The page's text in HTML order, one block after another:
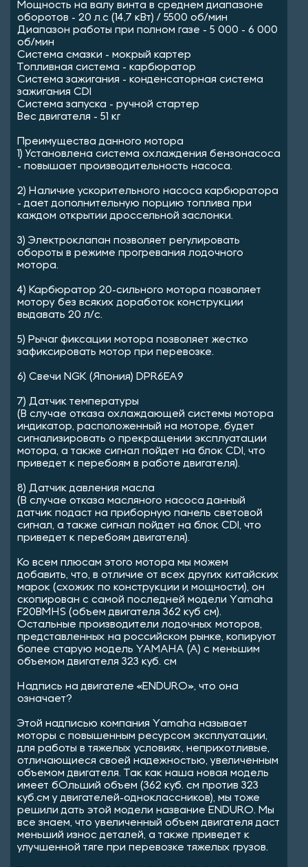
Мощность на валу винта в среднем диапазоне
оборотов - 20 л.с (14,7 кВт) / 5500 об/мин
Диапазон работы при полном газе - 5 000 - 6 000
об/мин
Система смазки - мокрый картер
Топливная система - карбюратор
Система зажигания - конденсаторная система
зажигания CDI
Система запуска - ручной стартер
Вес двигателя - 51 кг
Преимущества данного мотора
1) Установлена система охлаждения бензонасоса
- повышает производительность насоса.
2) Наличие ускорительного насоса карбюратора
- дает дополнительную порцию топлива при
каждом открытии дроссельной заслонки.
3) Электроклапан позволяет регулировать
обороты в режиме прогревания лодочного
мотора.
4) Карбюратор 20-сильного мотора позволяет
мотору без всяких доработок конструкции
выдавать 20 л/с.
5) Рычаг фиксации мотора позволяет жестко
зафиксировать мотор при перевозке.
6) Свечи NGK (Япония) DPR6EA9
7) Датчик температуры
(В случае отказа охлаждающей системы мотора
индикатор, расположенный на моторе, будет
сигнализировать о прекращении эксплуатации
мотора, а также сигнал пойдет на блок CDI, что
приведет к перебоям в работе двигателя).
8) Датчик давления масла
(В случае отказа масляного насоса данный
датчик подаст на приборную панель световой
сигнал, а также сигнал пойдет на блок CDI, что
приведет к перебоям двигателя).
Ко всем плюсам этого мотора мы можем
добавить, что, в отличие от всех других китайских
марок (схожих по конструкции и мощности), он
скопирован с самой последней модели Yamaha
F20BMHS (объем двигателя 362 куб см).
Остальные производители лодочных моторов,
представленных на российском рынке, копируют
более старую модель YAMAHA (A) с меньшим
объемом двигателя 323 куб. см
Надпись на двигателе «ENDURO», что она
означает?
Этой надписью компания Yamaha называет
моторы с повышенным ресурсом эксплуатации,
для работы в тяжелых условиях, неприхотливые,
отличающиеся своей надежностью, увеличенным
объемом двигателя. Так как наша новая модель
имеет бОльший объем (362 куб. см против 323
куб.см у двигателей-одноклассников), мы тоже
решили дать этой модели название ENDURO. Мы
все знаем, что увеличенный объем двигателя даст
меньший износ деталей, а также приведет к
улучшенной тяге при перевозке тяжелых грузов.